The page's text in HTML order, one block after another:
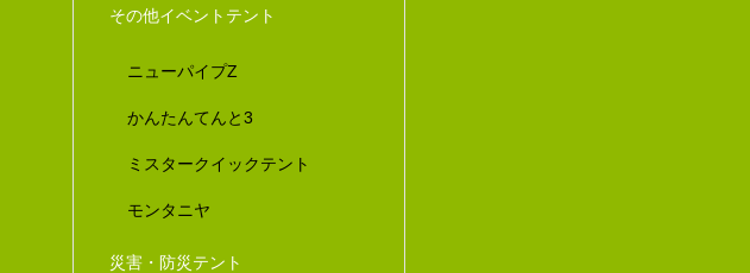
その他イベントテント
ニューパイプZ
かんたんてんと3
ミスタークイックテント
モンタニヤ
災害・防災テント